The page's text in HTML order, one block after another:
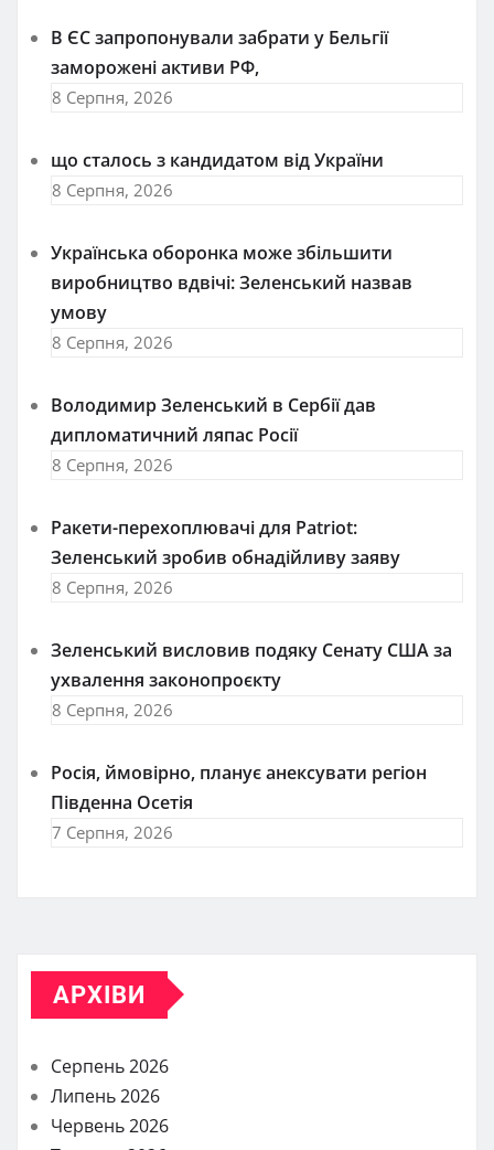
В ЄС запропонували забрати у Бельгії
заморожені активи РФ,
8 Серпня, 2026
що сталось з кандидатом від України
8 Серпня, 2026
Українська оборонка може збільшити
виробництво вдвічі: Зеленський назвав
умову
8 Серпня, 2026
Володимир Зеленський в Сербії дав
дипломатичний ляпас Росії
8 Серпня, 2026
Ракети-перехоплювачі для Patriot:
Зеленський зробив обнадійливу заяву
8 Серпня, 2026
Зеленський висловив подяку Сенату США за
ухвалення законопроєкту
8 Серпня, 2026
Росія, ймовірно, планує анексувати регіон
Південна Осетія
7 Серпня, 2026
АРХІВИ
Серпень 2026
Липень 2026
Червень 2026